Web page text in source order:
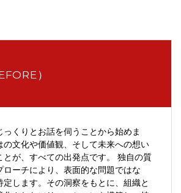
）
くりとお話を伺うことから始めま
の文化や価値観、そして未来への想い
とが、すべての出発点です。 独自の質
ローチにより、表面的な問題ではな
定します。その洞察をもとに、組織と